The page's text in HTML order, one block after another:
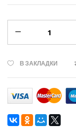
В ЗАКЛАДКИ